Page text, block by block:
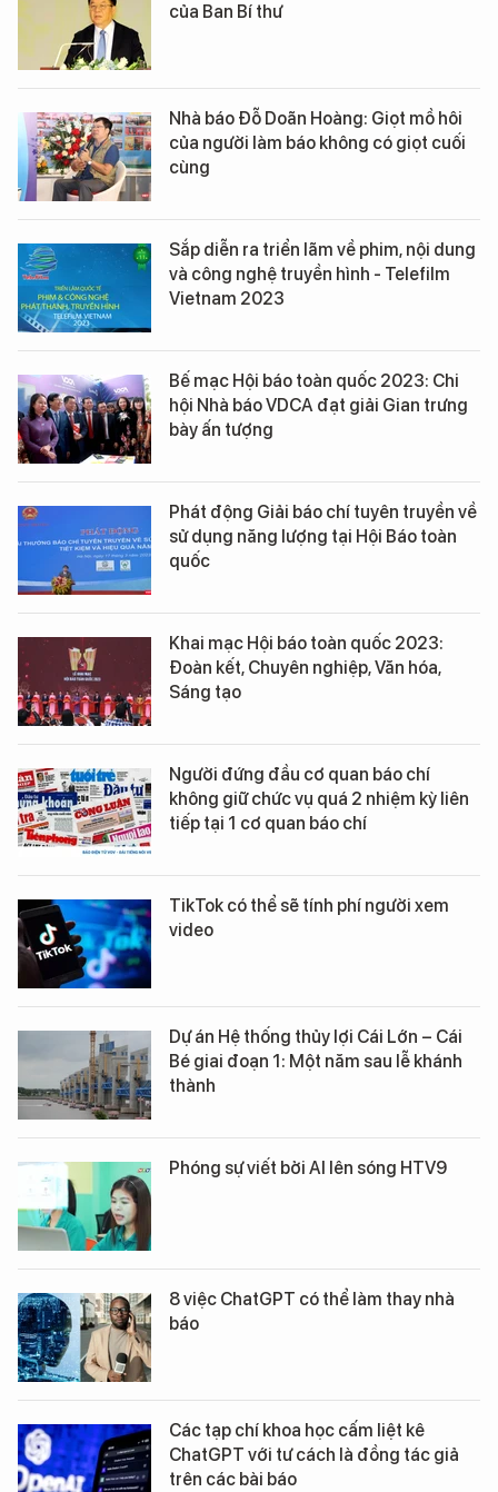
của Ban Bí thư
Nhà báo Đỗ Doãn Hoàng: Giọt mồ hôi
của người làm báo không có giọt cuối
cùng
Sắp diễn ra triển lãm về phim, nội dung
và công nghệ truyền hình - Telefilm
Vietnam 2023
Bế mạc Hội báo toàn quốc 2023: Chi
hội Nhà báo VDCA đạt giải Gian trưng
bày ấn tượng
Phát động Giải báo chí tuyên truyền về
sử dụng năng lượng tại Hội Báo toàn
quốc
Khai mạc Hội báo toàn quốc 2023:
Đoàn kết, Chuyên nghiệp, Văn hóa,
Sáng tạo
Người đứng đầu cơ quan báo chí
không giữ chức vụ quá 2 nhiệm kỳ liên
tiếp tại 1 cơ quan báo chí
TikTok có thể sẽ tính phí người xem
video
Dự án Hệ thống thủy lợi Cái Lớn – Cái
Bé giai đoạn 1: Một năm sau lễ khánh
thành
Phóng sự viết bởi AI lên sóng HTV9
8 việc ChatGPT có thể làm thay nhà
báo
Các tạp chí khoa học cấm liệt kê
ChatGPT với tư cách là đồng tác giả
trên các bài báo